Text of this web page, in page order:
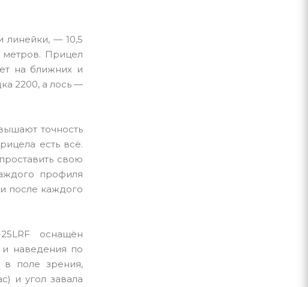
линейки, — 10,5
метров. Прицел
на ближних и
2200, а лось —
точность
есть всё.
свою
профиля
после каждого
оснащён
наведения по
в поле зрения,
и угол завала